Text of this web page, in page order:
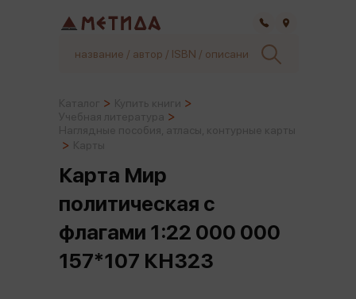
Карта Мир
политическая с
флагами 1:22 000 000
157*107 КН323